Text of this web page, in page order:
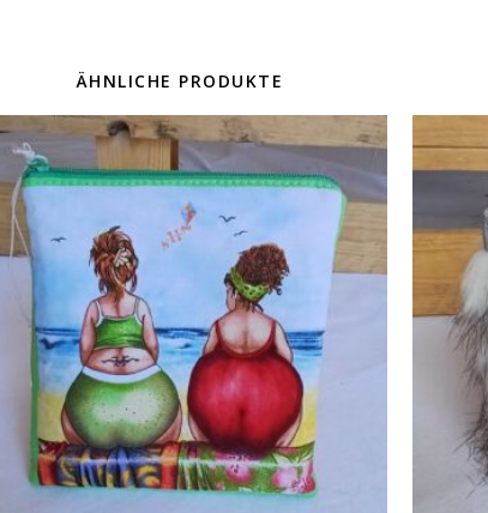
ÄHNLICHE PRODUKTE